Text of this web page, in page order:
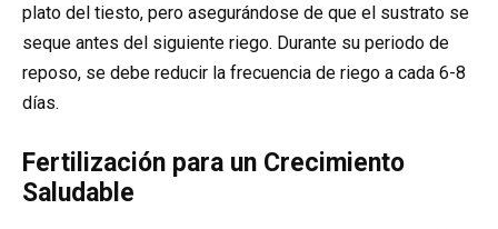
plato del tiesto, pero asegurándose de que el sustrato se
seque antes del siguiente riego. Durante su periodo de
reposo, se debe reducir la frecuencia de riego a cada 6-8
días.
Fertilización para un Crecimiento
Saludable